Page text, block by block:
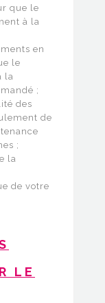
que le
à la
en
le
la
;
des
de
;
la
de votre
LE